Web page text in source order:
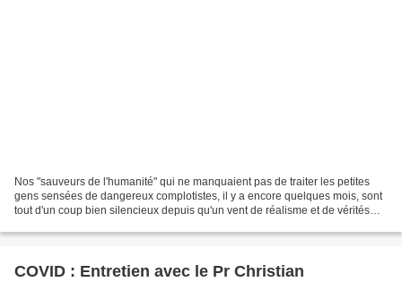
Nos "sauveurs de l'humanité" qui ne manquaient pas de traiter les petites
gens sensées de dangereux complotistes, il y a encore quelques mois, sont
tout d'un coup bien silencieux depuis qu'un vent de réalisme et de vérités
COVID : Entretien avec le Pr Christian